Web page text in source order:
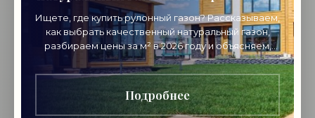
Ищете, где купить рулонный газон? Рассказываем,
как выбрать качественный натуральный газон,
разбираем цены за м² в 2026 году и объясняем,
почему стоит покупать напрямую от
производителя.
Подробнее